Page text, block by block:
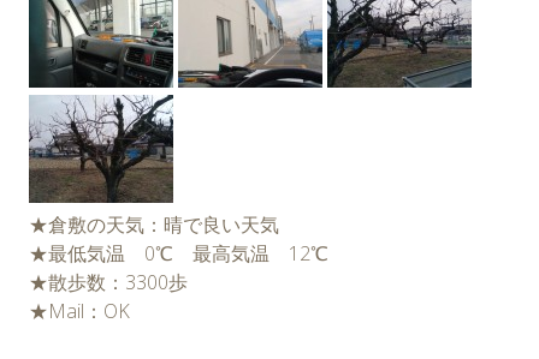
★倉敷の天気：晴で良い天気
★最低気温 0℃ 最高気温 12℃
★散歩数：3300歩
★Mail：OK